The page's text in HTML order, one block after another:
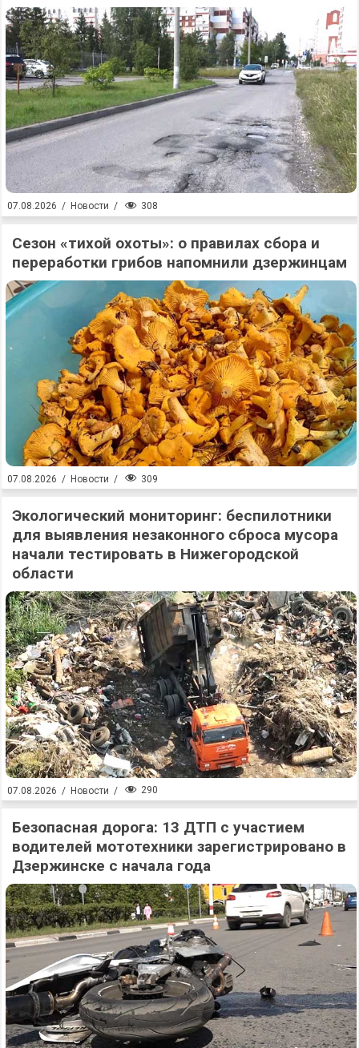
07.08.2026 / Новости / 308
Сезон «тихой охоты»: о правилах сбора и
переработки грибов напомнили дзержинцам
07.08.2026 / Новости / 309
Экологический мониторинг: беспилотники
для выявления незаконного сброса мусора
начали тестировать в Нижегородской
области
07.08.2026 / Новости / 290
Безопасная дорога: 13 ДТП с участием
водителей мототехники зарегистрировано в
Дзержинске с начала года